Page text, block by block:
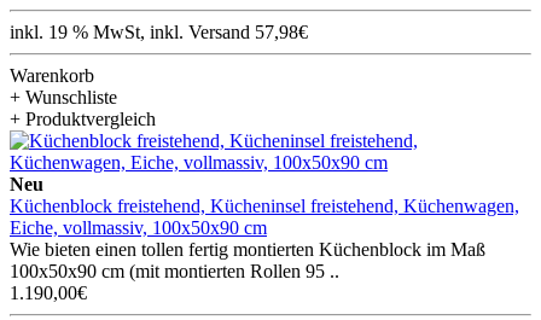
inkl. 19 % MwSt, inkl. Versand 57,98€
Warenkorb
+ Wunschliste
+ Produktvergleich
Neu
Küchenblock freistehend, Kücheninsel freistehend, Küchenwagen,
Eiche, vollmassiv, 100x50x90 cm
Wie bieten einen tollen fertig montierten Küchenblock im Maß
100x50x90 cm (mit montierten Rollen 95 ..
1.190,00€